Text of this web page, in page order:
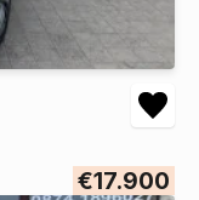
€17.900